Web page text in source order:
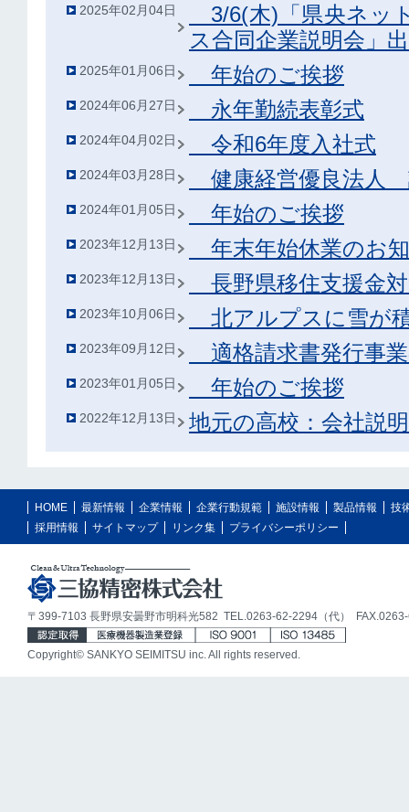
2025年02月04日
3/6(木)「県央ネッ
ス合同企業説明会」
2025年01月06日 年始のご挨拶
2024年06月27日 永年勤続表彰式
2024年04月02日 令和6年度入社式
2024年03月28日 健康経営優良法人
2024年01月05日 年始のご挨拶
2023年12月13日 年末年始休業のお
2023年12月13日 長野県移住支援金
2023年10月06日 北アルプスに雪が
2023年09月12日 適格請求書発行事
2023年01月05日 年始のご挨拶
2022年12月13日 地元の高校：会社説
HOME 最新情報 企業情報 企業行動規範 施設情報 製品情報
技
採用情報
サイトマップ リンク集 プライバシーポリシー
〒399-7103 長野県安曇野市明科光582 TEL.0263-62-2294（代）
Copyright© SANKYO SEIMITSU inc. All rights reserved.